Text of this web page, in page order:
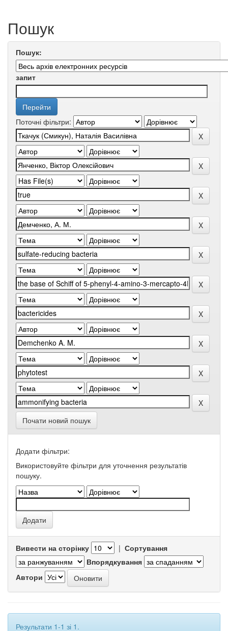
Пошук
Пошук:
запит
Поточні фільтри:
Почати новий пошук
Додати фільтри:
Використовуйте фільтри для уточнення результатів
пошуку.
Вивести на сторінку | Сортування
Впорядкування
Автори
Результати 1-1 зі 1.